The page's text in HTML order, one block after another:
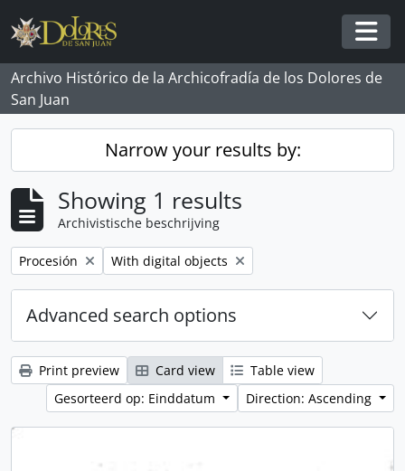
Skip to main content
Archivo Histórico de la Archicofradía de los Dolores de
San Juan
Narrow your results by:
Showing 1 results
Archivistische beschrijving
Remove filter:
Procesión Remove filter:
With digital objects
Advanced search options
Print preview Card view
Table view
Gesorteerd op: Einddatum
Direction: Ascending